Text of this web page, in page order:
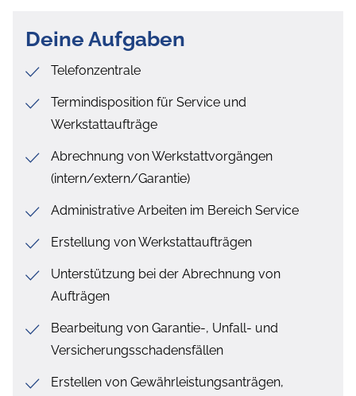
Deine Aufgaben
Telefonzentrale
Termindisposition für Service und
Werkstattaufträge
Abrechnung von Werkstattvorgängen
(intern/extern/Garantie)
Administrative Arbeiten im Bereich Service
Erstellung von Werkstattaufträgen
Unterstützung bei der Abrechnung von
Aufträgen
Bearbeitung von Garantie-, Unfall- und
Versicherungsschadensfällen
Erstellen von Gewährleistungsanträgen,